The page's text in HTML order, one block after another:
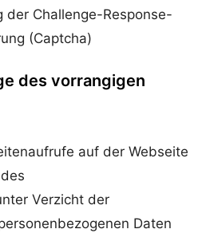
der Challenge-Response-
(Captcha)
des vorrangigen
auf der Webseite
Verzicht der
Daten